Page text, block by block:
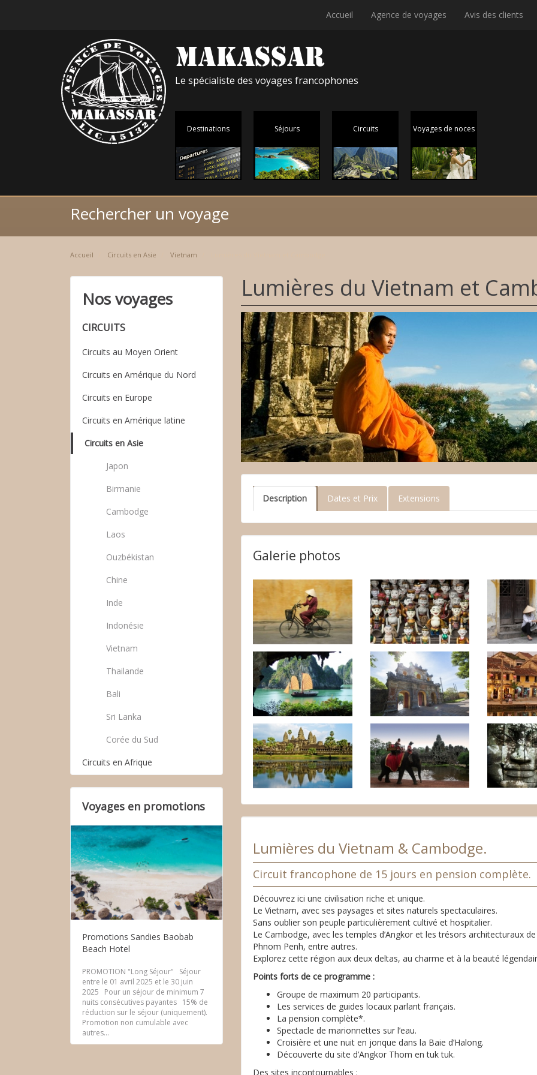
Accueil Agence de voyages Avis des clients
Le spécialiste des voyages francophones
Destinations Séjours Circuits Voyages de noces
Rechercher un voyage
Accueil Circuits en Asie Vietnam
Nos voyages
CIRCUITS
Circuits au Moyen Orient
Circuits en Amérique du Nord
Circuits en Europe
Circuits en Amérique latine
Circuits en Asie
Japon
Birmanie
Cambodge
Laos
Ouzbékistan
Chine
Inde
Indonésie
Vietnam
Thailande
Bali
Sri Lanka
Corée du Sud
Circuits en Afrique
Voyages en promotions
Promotions Sandies Baobab
Beach Hotel
PROMOTION "Long Séjour" Séjour
entre le 01 avril 2025 et le 30 juin
2025 Pour un séjour de minimum 7
nuits consécutives payantes 15% de
réduction sur le séjour (uniquement).
Promotion non cumulable avec
autres...
Lumières du Vietnam et
Description Dates et Prix Extensions
Galerie photos
Lumières du Vietnam & Cambodge.
Circuit francophone de 15 jours en pension complète.
Découvrez ici une civilisation riche et unique.
Le Vietnam, avec ses paysages et sites naturels spectaculaires.
Sans oublier son peuple particulièrement cultivé et hospitalier.
Le Cambodge, avec les temples d’Angkor et les trésors architecturaux de
Phnom Penh, entre autres.
Explorez cette région aux deux deltas, au charme et à la beauté
Points forts de ce programme :
Groupe de maximum 20 participants.
Les services de guides locaux parlant français.
La pension complète*.
Spectacle de marionnettes sur l’eau.
Croisière et une nuit en jonque dans la Baie d’Halong.
Découverte du site d’Angkor Thom en tuk tuk.
Des sites incontournables :